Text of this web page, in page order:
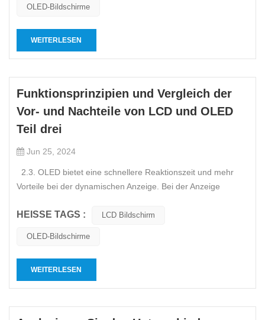
OLED-Bildschirme
WEITERLESEN
Funktionsprinzipien und Vergleich der
Vor- und Nachteile von LCD und OLED
Teil drei
Jun 25, 2024
2.3. OLED bietet eine schnellere Reaktionszeit und mehr
Vorteile bei der dynamischen Anzeige. Bei der Anzeige
Farbe wechseln muss und der Farbwechsel eine gewisse Zeit
HEISSE TAGS : LCD Bildschirm
OLED-Bildschirme
WEITERLESEN